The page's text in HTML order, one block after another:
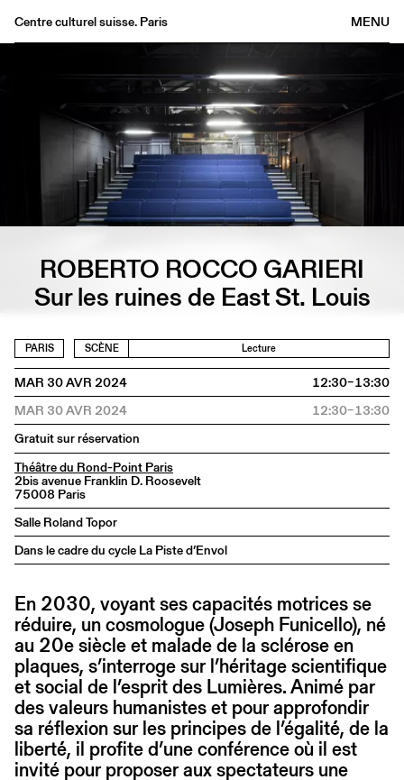
MENU
Centre culturel suisse. Paris
Médiathèque
Informations
EN
ROBERTO ROCCO GARIERI
Sur les ruines de East St. Louis
PARIS SCÈNE Lecture
MAR 30 AVR 2024
12:30–13:30
MAR 30 AVR 2024
12:30–13:30
Gratuit sur réservation
Théâtre du Rond-Point Paris
2bis avenue Franklin D. Roosevelt
75008 Paris
Salle Roland Topor
Dans le cadre du cycle La Piste d’Envol
En 2030, voyant ses capacités motrices se
réduire, un cosmologue (Joseph Funicello), né
au 20e siècle et malade de la sclérose en
plaques, s’interroge sur l’héritage scientifique
et social de l’esprit des Lumières. Animé par
des valeurs humanistes et pour approfondir
sa réflexion sur les principes de l’égalité́, de la
liberté́, il profite d’une conférence où il est
invité pour proposer aux spectateurs une